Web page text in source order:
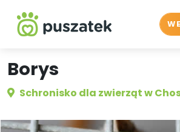
Borys
Schronisko dla zwierząt w